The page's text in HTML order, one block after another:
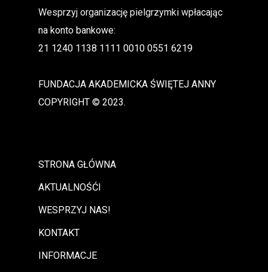
Wesprzyj organizację pielgrzymki wpłacając
na konto bankowe:
21 1240 1138 1111 0010 0551 6219
FUNDACJA AKADEMICKA ŚWIĘTEJ ANNY
COPYRIGHT © 2023.
STRONA GŁÓWNA
AKTUALNOŚĆI
WESPRZYJ NAS!
KONTAKT
INFORMACJE